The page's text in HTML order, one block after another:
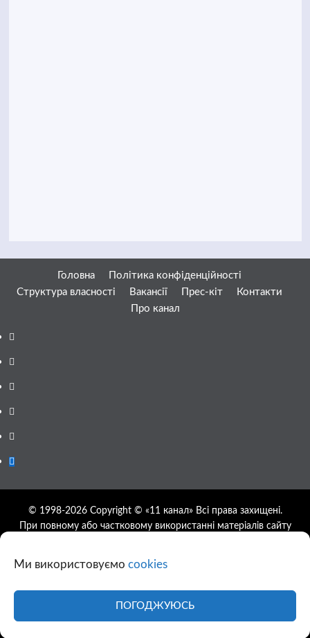
Ми використовуємо cookies
ПОГОДЖУЮСЬ
Головна
Політика конфіденційності
Структура власності
Вакансії Прес-кіт
Контакти
Про канал
Facebook
YouTube
Telegram
Instagram
Twitter
Google
© 1998-2026 Copyright © «11 канал» Всі права захищені.
При повному або частковому використанні матеріалів сайту
абзацу.
дозволяється за умови посилання на джерело та прямого